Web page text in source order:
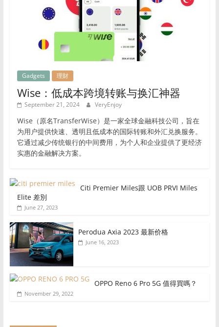
Gadgets 理財
Wise：低成本跨境转账与换汇神器
September 21, 2024 VeryEnjoy
Wise（原名TransferWise）是一家全球金融科技公司，旨在
为用户提供快速、透明且低成本的国际转账和外汇兑换服务。
它通过减少传统银行的中间费用，为个人和企业提供了更经济
实惠的金融解决方案。
Citi Premier Miles跟 UOB PRVI Miles
Elite 差別
June 27, 2023
Perodua Axia 2023 最新价格
June 16, 2023
OPPO Reno 6 Pro 5G 值得買嗎？
November 29, 2022